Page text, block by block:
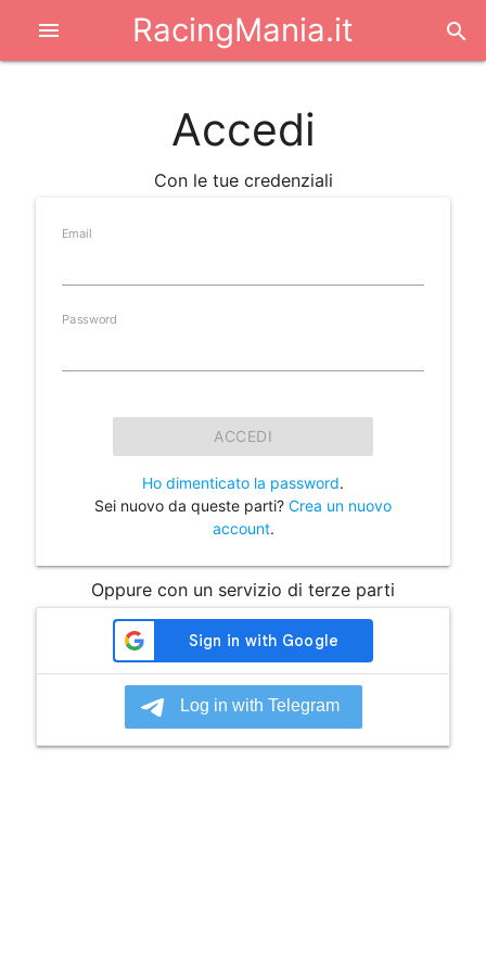
menu RacingMania.it search
Accedi
Con le tue credenziali
Email
Password
ACCEDI
Ho dimenticato la password.
Sei nuovo da queste parti? Crea un nuovo
account.
Oppure con un servizio di terze parti